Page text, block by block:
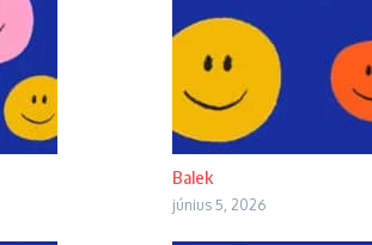
Balek
június 5, 2026